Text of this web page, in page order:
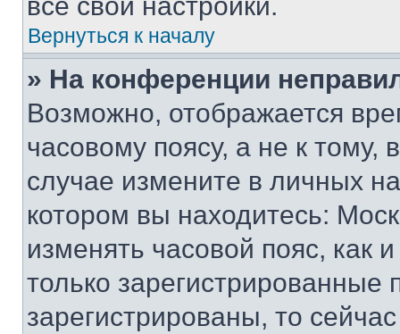
Вернуться к началу
» На конференции
Возможно, отображается
часовому поясу, а не к тому,
случае измените в личных
котором вы находитесь:
изменять часовой пояс, как
только
зарегистрированы, то